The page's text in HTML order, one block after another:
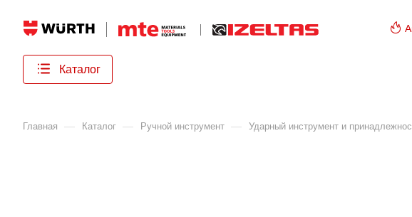
Каталог
Главная
— Каталог — Ручной инструмент — Ударный инструмент и